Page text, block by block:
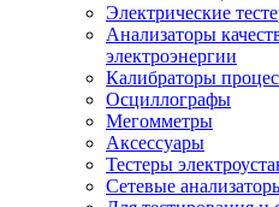
Электрические
Анализаторы
электроэнергии
Калибраторы
Осциллографы
Мегомметры
Аксессуары
Тестеры
Сетевые